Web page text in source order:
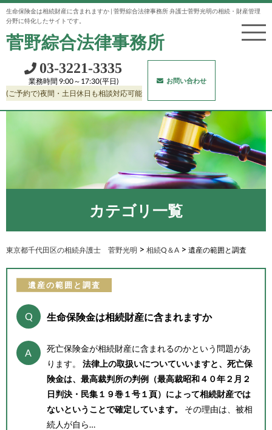
生命保険金は相続財産に含まれますか | 菅野綜合法律事務所 弁護士菅野光明の相続・財産管理
分野に特化したサイトです。
菅野綜合法律事務所
03‐3221‐3335
業務時間 9:00～17:30(平日)
(ご予約で)夜間・土日休日も相談対応可能
お問い合わせ
カテゴリ一覧
東京都千代田区の相続弁護士 菅野光明 > 相続Q＆A > 遺産の範囲と調査
遺産の範囲と調査
Q 生命保険金は相続財産に含まれますか
A 死亡保険金が相続財産に含まれるのかという問題があ
ります。法律上の取扱いについていいますと、死亡保
険金は、最高裁判所の判例（最高裁昭和４０年２月２
日判決・民集１９巻１号１頁）によって相続財産では
ないということで確定しています。 その理由は、被相
続人が自ら…